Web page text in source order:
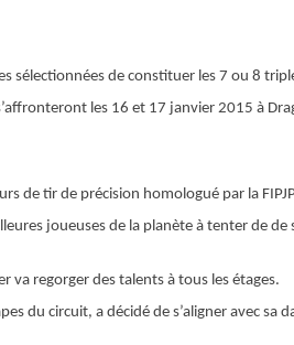
de constituer les 7 ou 8
les 16 et 17 janvier 2015 à
de tir de précision homologué par la
joueuses de la planète à tenter de de
va regorger des talents à tous les étages.
du circuit, a décidé de s’aligner avec sa